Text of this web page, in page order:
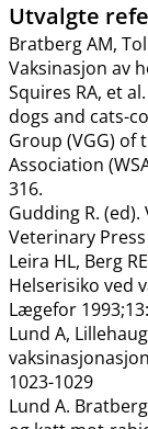
Utvalgte
Bratberg AM,
Vaksinasjon av
Squires RA, et
dogs and cats-
Group (VGG) of
Association
316.
Gudding R.
Veterinary
Leira HL, Berg
Helserisiko ved
Lægefor
Lund A,
1023-1029
Lund A.